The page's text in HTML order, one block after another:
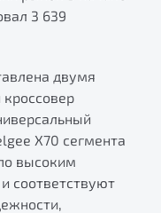
3 639
двумя
X70 сегмента
высоким
соответствуют